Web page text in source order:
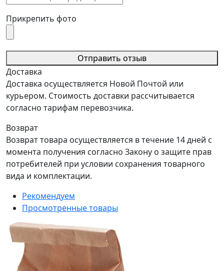
Прикрепить фото
Отправить отзыв
Доставка
Доставка осуществляется Новой Почтой или
курьером. Стоимость доставки рассчитывается
согласно тарифам перевозчика.
Возврат
Возврат товара осуществляется в течение 14 дней с
момента получения согласно Закону о защите прав
потребителей при условии сохранения товарного
вида и комплектации.
Рекомендуем
Просмотренные товары